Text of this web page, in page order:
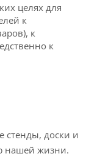
целях для
к
к
к
стенды, доски и
нашей жизни.